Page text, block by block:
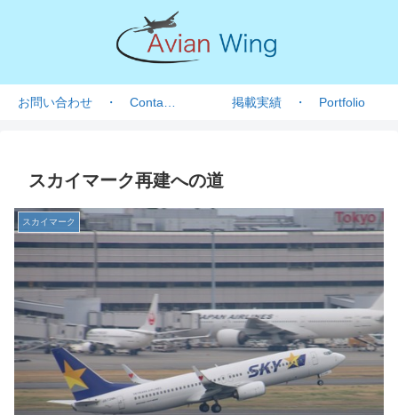
掲載実績 ・ Portfolio
スカイマーク再建への道
スカイマーク